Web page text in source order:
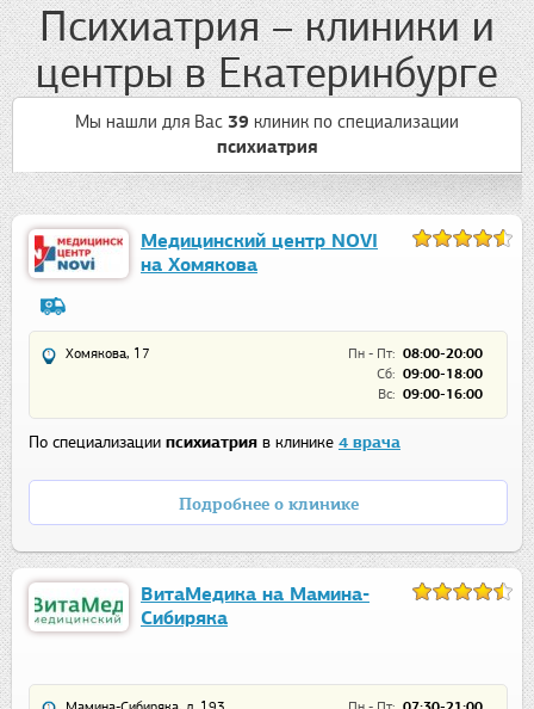
Психиатрия – клиники и
центры в Екатеринбурге
Мы нашли для Вас 39 клиник по специализации
психиатрия
Медицинский центр NOVI
на Хомякова
Пн - Пт: 08:00-20:00
Сб: 09:00-18:00
Вс: 09:00-16:00
Хомякова, 17
По специализации психиатрия в клинике 4 врача
Подробнее о клинике
ВитаМедика на Мамина-
Сибиряка